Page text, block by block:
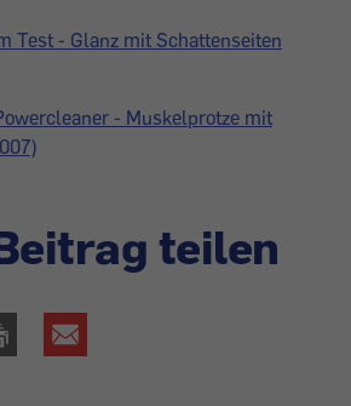
Test - Glanz mit Schattenseiten
- Muskelprotze mit
teilen